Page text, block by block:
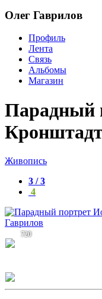
Олег Гаврилов
Профиль
Лента
Связь
Альбомы
Магазин
Парадный
Живопись
3 / 3
4
720